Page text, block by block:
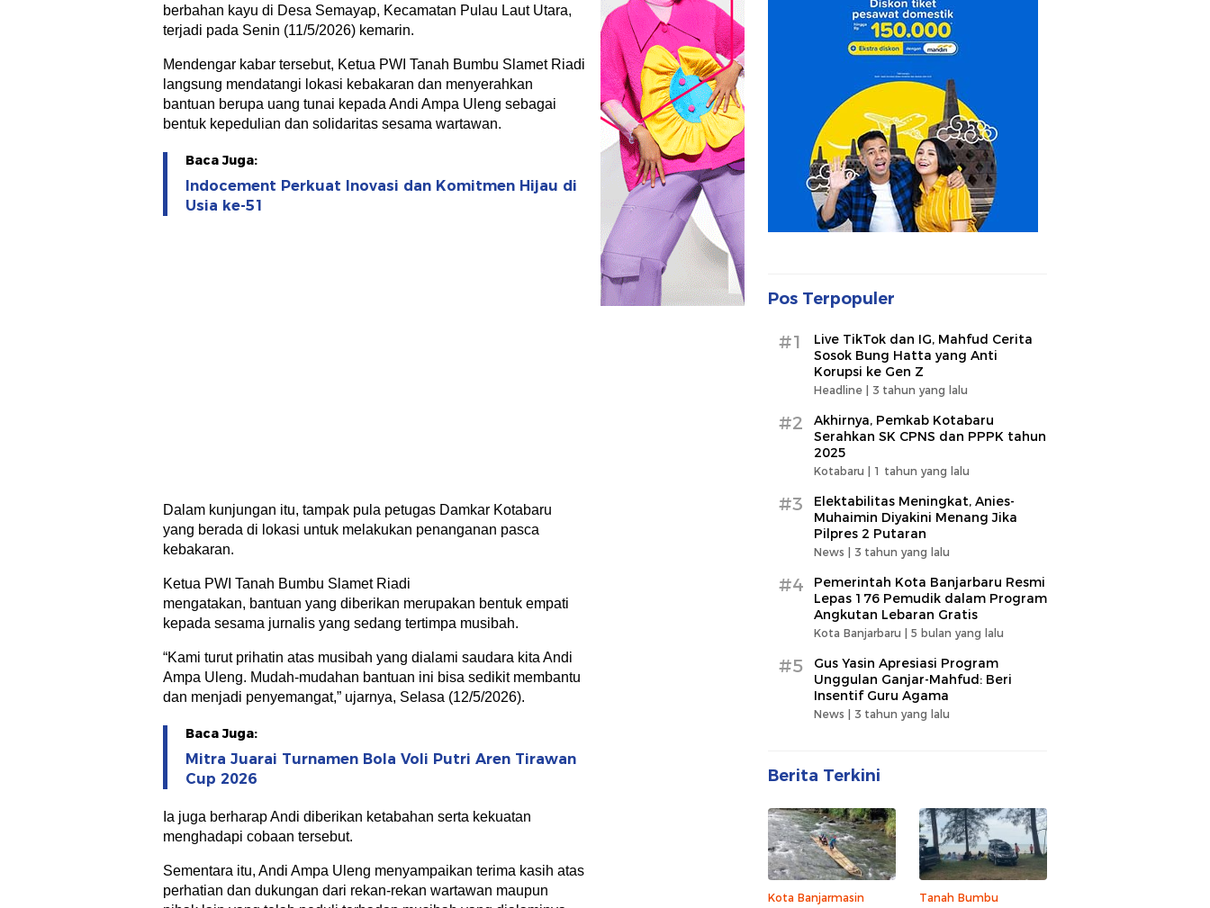
berbahan kayu di Desa Semayap, Kecamatan Pulau Laut Utara,
terjadi pada Senin (11/5/2026) kemarin.
Mendengar kabar tersebut, Ketua PWI Tanah Bumbu Slamet Riadi
langsung mendatangi lokasi kebakaran dan menyerahkan
bantuan berupa uang tunai kepada Andi Ampa Uleng sebagai
bentuk kepedulian dan solidaritas sesama wartawan.
Baca Juga:
Indocement Perkuat Inovasi dan Komitmen Hijau di
Usia ke-51
Dalam kunjungan itu, tampak pula petugas Damkar Kotabaru
yang berada di lokasi untuk melakukan penanganan pasca
kebakaran.
Ketua PWI Tanah Bumbu Slamet Riadi
mengatakan, bantuan yang diberikan merupakan bentuk empati
kepada sesama jurnalis yang sedang tertimpa musibah.
“Kami turut prihatin atas musibah yang dialami saudara kita Andi
Ampa Uleng. Mudah-mudahan bantuan ini bisa sedikit membantu
dan menjadi penyemangat,” ujarnya, Selasa (12/5/2026).
Baca Juga:
Mitra Juarai Turnamen Bola Voli Putri Aren Tirawan
Cup 2026
Ia juga berharap Andi diberikan ketabahan serta kekuatan
menghadapi cobaan tersebut.
Sementara itu, Andi Ampa Uleng menyampaikan terima kasih atas
perhatian dan dukungan dari rekan-rekan wartawan maupun
Pos Terpopuler
#1
Live TikTok dan IG, Mahfud Cerita
Sosok Bung Hatta yang Anti
Korupsi ke Gen Z
Headline | 3 tahun yang lalu
#2
Akhirnya, Pemkab Kotabaru
Serahkan SK CPNS dan PPPK tahun
2025
Kotabaru | 1 tahun yang lalu
#3
Elektabilitas Meningkat, Anies-
Muhaimin Diyakini Menang Jika
Pilpres 2 Putaran
News | 3 tahun yang lalu
#4
Pemerintah Kota Banjarbaru Resmi
Lepas 176 Pemudik dalam Program
Angkutan Lebaran Gratis
Kota Banjarbaru | 5 bulan yang lalu
#5
Gus Yasin Apresiasi Program
Unggulan Ganjar-Mahfud: Beri
Insentif Guru Agama
News | 3 tahun yang lalu
Berita Terkini
Kota Banjarmasin Tanah Bumbu